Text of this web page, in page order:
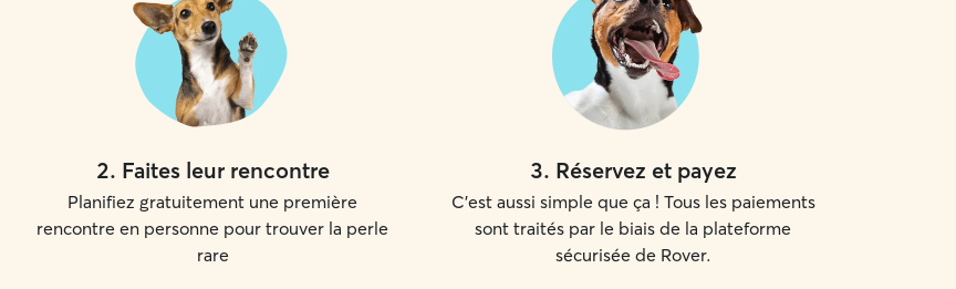
2. Faites leur rencontre
Planifiez gratuitement une première
rencontre en personne pour trouver la perle
rare
3. Réservez et payez
C'est aussi simple que ça ! Tous les paiements
sont traités par le biais de la plateforme
sécurisée de Rover.